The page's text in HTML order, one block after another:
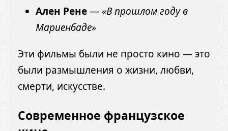
Ален Рене— «В прошлом году в
Мариенбаде»
Эти фильмы были не просто кино — это
были размышления о жизни, любви,
смерти, искусстве.
Современное французское